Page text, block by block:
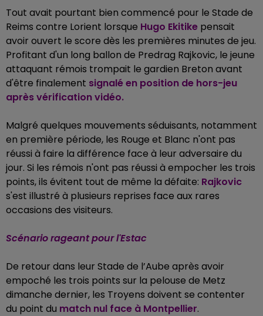
Tout avait pourtant bien commencé pour le Stade de
Reims contre Lorient lorsque Hugo Ekitike pensait
avoir ouvert le score dès les premières minutes de jeu.
Profitant d'un long ballon de Predrag Rajkovic, le jeune
attaquant rémois trompait le gardien Breton avant
d'être finalement signalé en position de hors-jeu
après vérification vidéo.
Malgré quelques mouvements séduisants, notamment
en première période, les Rouge et Blanc n'ont pas
réussi à faire la différence face à leur adversaire du
jour. Si les rémois n'ont pas réussi à empocher les trois
points, ils évitent tout de même la défaite: Rajkovic
s'est illustré à plusieurs reprises face aux rares
occasions des visiteurs.
Scénario rageant pour l'Estac
De retour dans leur Stade de l’Aube après avoir
empoché les trois points sur la pelouse de Metz
dimanche dernier, les Troyens doivent se contenter
du point du match nul face à Montpellier.